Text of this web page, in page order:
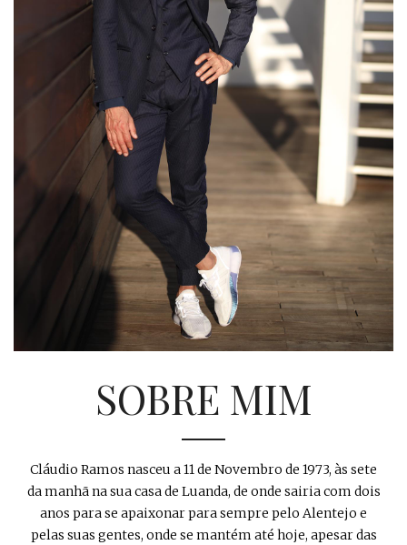
SOBRE MIM
Cláudio Ramos nasceu a 11 de Novembro de 1973, às sete
da manhã na sua casa de Luanda, de onde sairia com dois
anos para se apaixonar para sempre pelo Alentejo e
pelas suas gentes, onde se mantém até hoje, apesar das